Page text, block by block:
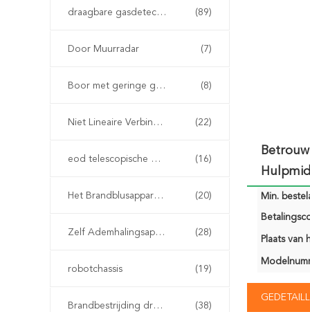
draagbare gasdetector (89)
Door Muurradar (7)
Boor met geringe geluidssterkte (8)
Niet Lineaire Verbindingsdetector (22)
eod telescopische manipulator (16)
Het Brandblusapparaat van de watermist (20)
Zelf Ademhalingsapparaten (28)
robotchassis (19)
Brandbestrijding drone (38)
Min.
Plaats van